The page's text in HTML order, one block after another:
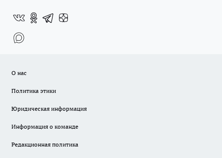
О нас
Политика этики
Юридическая информация
Информация о команде
Редакционная политика